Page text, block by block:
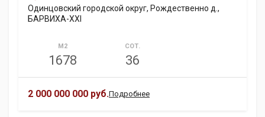
Одинцовский городской округ, Рождественно д.,
БАРВИХА-XXI
М2
1678
СОТ.
36
2 000 000 000 руб.Подробнее